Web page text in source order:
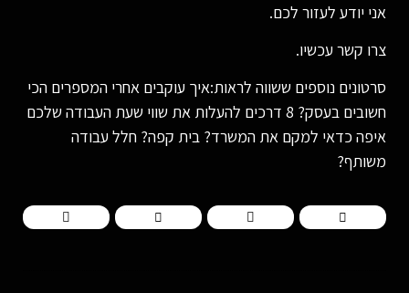
אני יודע לעזור לכם.
צרו קשר עכשיו.
סרטונים נוספים ששווה לראות:איך עוקבים אחרי המספרים הכי
חשובים בעסק? 8 דרכים להעלות את שווי שעת העבודה שלכם
איפה כדאי למקם את המשרד? בית קפה? חלל עבודה
משותף?